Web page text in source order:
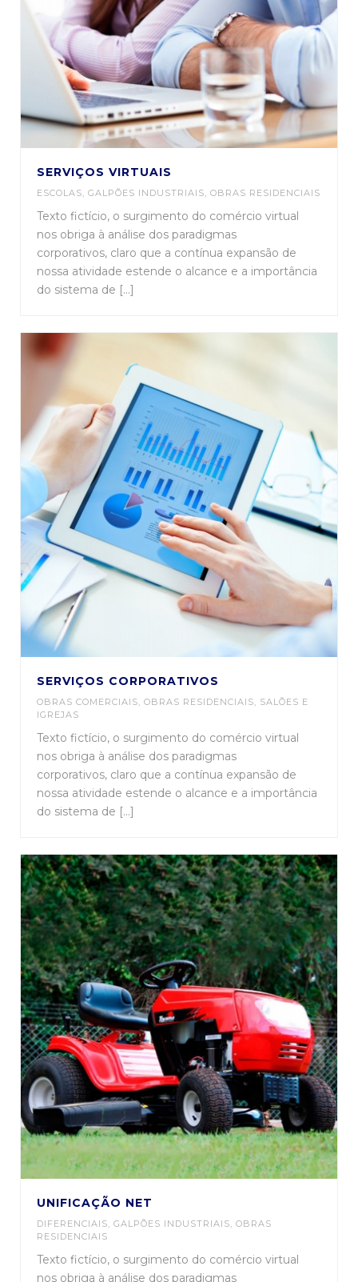
SERVIÇOS VIRTUAIS
ESCOLAS, GALPÕES INDUSTRIAIS, OBRAS RESIDENCIAIS
Texto fictício, o surgimento do comércio virtual
nos obriga à análise dos paradigmas
corporativos, claro que a contínua expansão de
nossa atividade estende o alcance e a importância
do sistema de [...]
SERVIÇOS CORPORATIVOS
OBRAS COMERCIAIS, OBRAS RESIDENCIAIS, SALÕES E
IGREJAS
Texto fictício, o surgimento do comércio virtual
nos obriga à análise dos paradigmas
corporativos, claro que a contínua expansão de
nossa atividade estende o alcance e a importância
do sistema de [...]
UNIFICAÇÃO NET
DIFERENCIAIS, GALPÕES INDUSTRIAIS, OBRAS
RESIDENCIAIS
Texto fictício, o surgimento do comércio virtual
nos obriga à análise dos paradigmas